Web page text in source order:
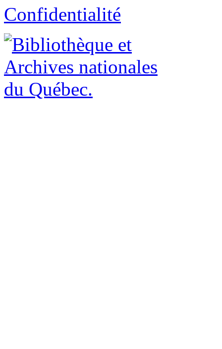
Confidentialité